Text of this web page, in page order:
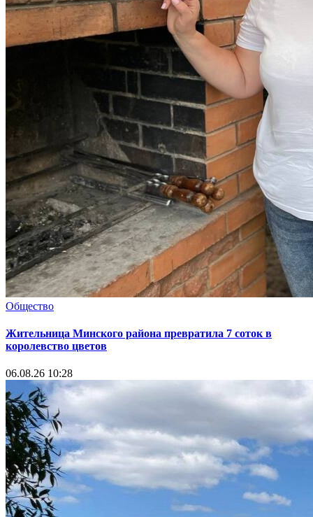
Общество
Жительница Минского района превратила 7 соток в
королевство цветов
06.08.26 10:28